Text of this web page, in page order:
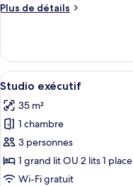
chambre :
Plus de détails
Plus
le
type
de
Studio
Afficher
toutes
les
photos
pour
ce
type
9
Studio exécutif
35 m²
1 chambre
3 personnes
1 grand lit OU 2 lits 1 place
Wi-Fi gratuit